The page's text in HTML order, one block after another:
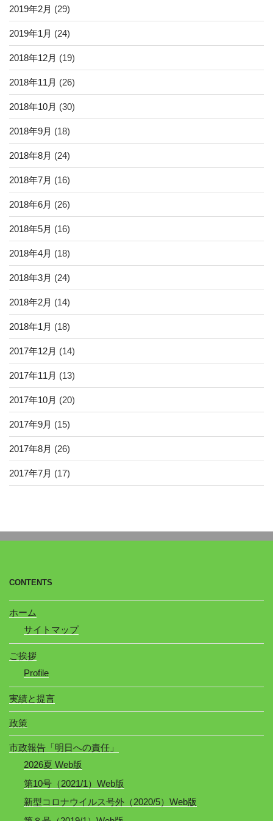
2019年2月 (29)
2019年1月 (24)
2018年12月 (19)
2018年11月 (26)
2018年10月 (30)
2018年9月 (18)
2018年8月 (24)
2018年7月 (16)
2018年6月 (26)
2018年5月 (16)
2018年4月 (18)
2018年3月 (24)
2018年2月 (14)
2018年1月 (18)
2017年12月 (14)
2017年11月 (13)
2017年10月 (20)
2017年9月 (15)
2017年8月 (26)
2017年7月 (17)
CONTENTS
ホーム
サイトマップ
ご挨拶
Profile
実績と提言
政策
市政報告「明日への責任」
2026夏 Web版
第10号（2021/1）Web版
新型コロナウイルス号外（2020/5）Web版